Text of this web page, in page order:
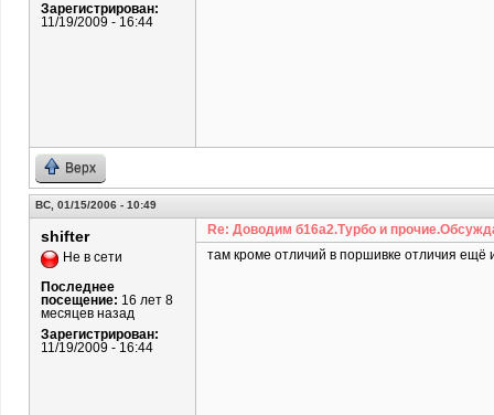
Зарегистрирован:
11/19/2009 - 16:44
Верх
ВС, 01/15/2006 - 10:49
shifter
Не в сети
Последнее
посещение: 16 лет 8
месяцев назад
Зарегистрирован:
11/19/2009 - 16:44
Re: Доводим б16а2.Турбо и
там кроме отличий в поршивке отличия ещё